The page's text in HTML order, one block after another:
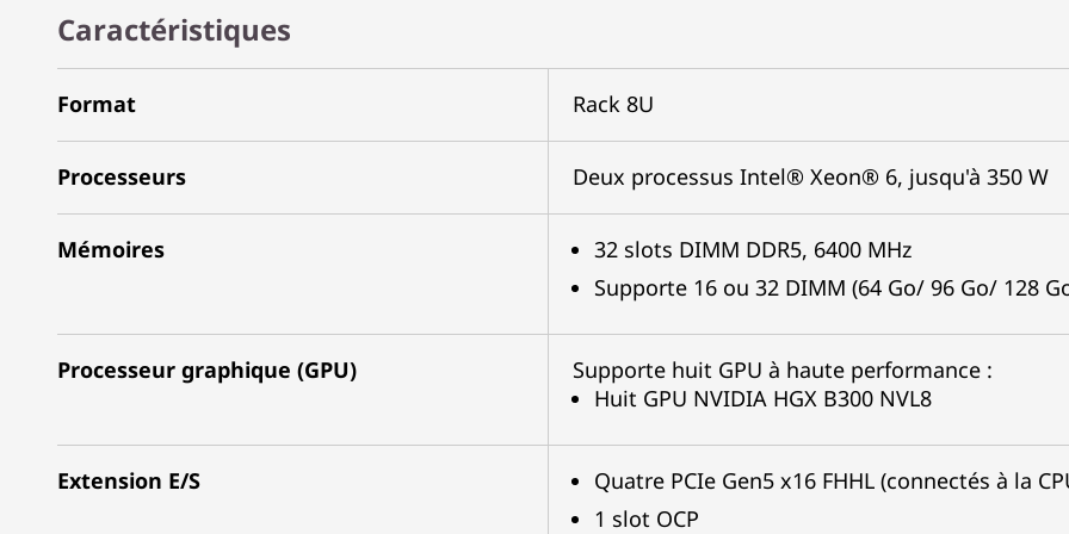
Caractéristiques
Format Rack 8U
Processeurs Deux processus Intel® Xeon® 6, jusqu'à 350 W
Mémoires
32 slots DIMM DDR5, 6400 MHz
Supporte 16 ou 32 DIMM (64 Go/ 96 Go/ 128
Processeur graphique (GPU)
Supporte huit GPU à haute performance :
Huit GPU NVIDIA HGX B300 NVL8
Extension E/S
Quatre PCIe Gen5 x16 FHHL (connectés à la
1 slot OCP